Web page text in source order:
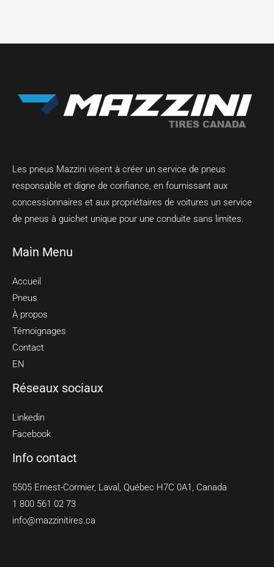
Les pneus Mazzini visent à créer un service de pneus
responsable et digne de confiance, en fournissant aux
concessionnaires et aux propriétaires de voitures un service
de pneus à guichet unique pour une conduite sans limites.
Main Menu
Accueil
Pneus
À propos
Témoignages
Contact
EN
Réseaux sociaux
Linkedin
Facebook
Info contact
5505 Ernest-Cormier, Laval, Québec H7C 0A1, Canada
1 800 561 02 73
info@mazzinitires.ca